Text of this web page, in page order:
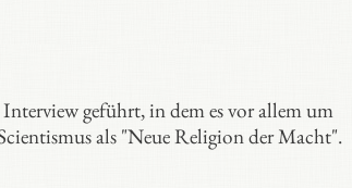
geführt, in dem es vor allem um
als "Neue Religion der Macht".